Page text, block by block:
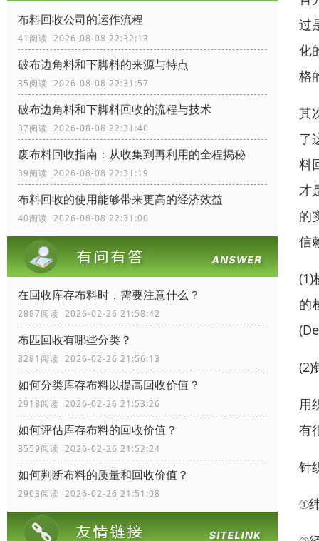
布料回收公司的运作流程
41阅读 2026-08-08 22:32:13
破布边角料和下脚料的来源与特点
35阅读 2026-08-08 22:31:57
破布边角料和下脚料回收的流程与技术
37阅读 2026-08-08 22:31:40
废布料回收指南：从收集到再利用的全程揭秘
39阅读 2026-08-08 22:31:19
布料回收的使用能够带来更高的经济效益
40阅读 2026-08-08 22:31:00
在回收库存布料时，需要注意什么？
2887阅读 2026-02-26 21:58:42
布匹回收有哪些分类？
3281阅读 2026-02-26 21:56:13
如何分类库存布料以提高回收价值？
2918阅读 2026-02-26 21:53:26
如何评估库存布料的回收价值？
3559阅读 2026-02-26 21:52:24
如何判断布料的质量和回收价值？
2903阅读 2026-02-26 21:51:08
过
化
格
其
了
料
才
的
信
(1)
的
(2)
用
有
针
①